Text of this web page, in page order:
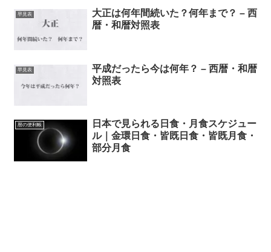
早見表
大正は何年間続いた？何年まで？ – 西
暦・和暦対照表
早見表
平成だったら今は何年？ – 西暦・和暦
対照表
暦の便利帳
日本で見られる日食・月食スケジュー
ル｜金環日食・皆既日食・皆既月食・
部分月食